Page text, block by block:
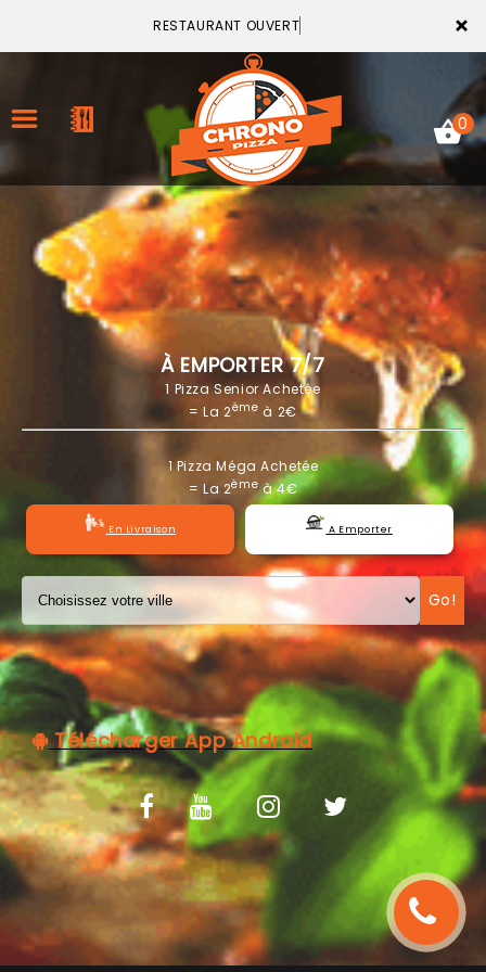
×
RESTAURANT OUVERT
ACCUEIL
LA CARTE
VOTRE COMPTE
NOTRE RESTAURANT
VOS AVIS
MENTIONS LÉGALES
0
À EMPORTER 7/7
1 Pizza Senior Achetée
= La 2ème à 2€
1 Pizza Méga Achetée
= La 2èmeà 4€
En Livraison A Emporter
Go!
Télécharger App Android